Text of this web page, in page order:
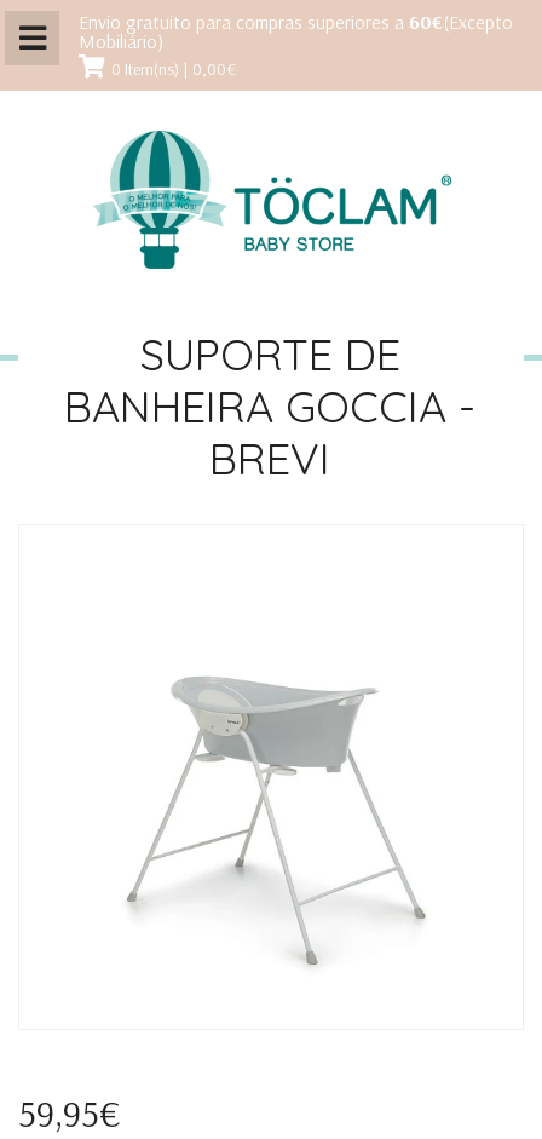
Envio gratuito para compras superiores a 60€(Excepto
Mobiliário)
0 Item(ns) | 0,00€
SUPORTE DE
BANHEIRA GOCCIA -
BREVI
59,95€